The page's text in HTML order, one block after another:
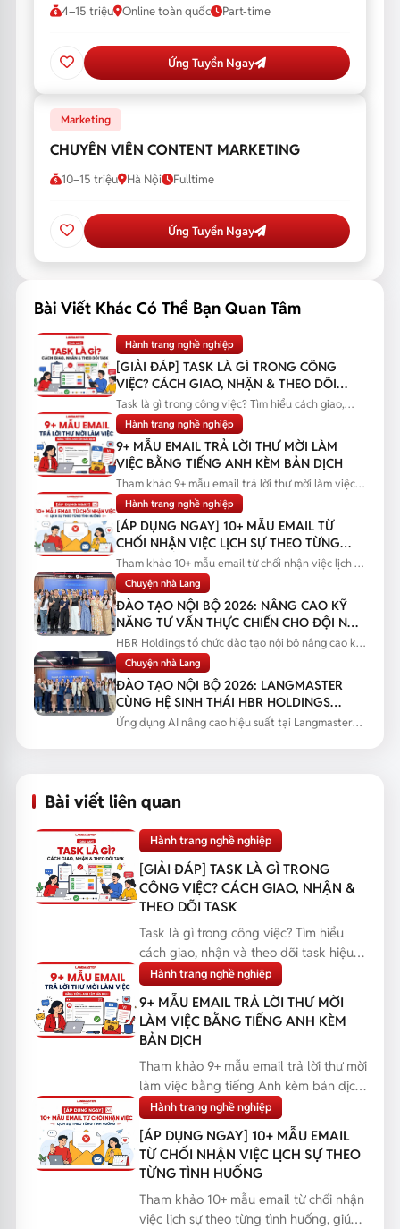
4–15 triệu Online toàn quốc Part-time
Ứng Tuyển Ngay
Marketing
CHUYÊN VIÊN CONTENT MARKETING
10–15 triệu Hà Nội Fulltime
Ứng Tuyển Ngay
Bài Viết Khác Có Thể Bạn Quan Tâm
Hành trang nghề nghiệp
[GIẢI ĐÁP] TASK LÀ GÌ TRONG CÔNG
VIỆC? CÁCH GIAO, NHẬN & THEO DÕI
TASK
Task là gì trong công việc? Tìm hiểu cách giao,
nhận và theo dõi task...
Hành trang nghề nghiệp
9+ MẪU EMAIL TRẢ LỜI THƯ MỜI LÀM
VIỆC BẰNG TIẾNG ANH KÈM BẢN DỊCH
Tham khảo 9+ mẫu email trả lời thư mời làm việc
bằng tiếng Anh kèm bản...
Hành trang nghề nghiệp
[ÁP DỤNG NGAY] 10+ MẪU EMAIL TỪ
CHỐI NHẬN VIỆC LỊCH SỰ THEO TỪNG
TÌNH HUỐNG
Tham khảo 10+ mẫu email từ chối nhận việc lịch sự
theo từng tình huống...
Chuyện nhà Lang
ĐÀO TẠO NỘI BỘ 2026: NÂNG CAO KỸ
NĂNG TƯ VẤN THỰC CHIẾN CHO ĐỘI NGŨ
SALES
HBR Holdings tổ chức đào tạo nội bộ nâng cao kỹ
năng tư vấn thực chiến...
Chuyện nhà Lang
ĐÀO TẠO NỘI BỘ 2026: LANGMASTER
CÙNG HỆ SINH THÁI HBR HOLDINGS
NÂNG CAO NĂNG LỰC ỨNG DỤNG AI
Ứng dụng AI nâng cao hiệu suất tại Langmaster
Bài viết liên quan
Hành trang nghề nghiệp
[GIẢI ĐÁP] TASK LÀ GÌ TRONG
CÔNG VIỆC? CÁCH GIAO, NHẬN &
THEO DÕI TASK
Task là gì trong công việc? Tìm hiểu
cách giao, nhận và theo dõi task hiệu
quả, giúp bạn q...
Hành trang nghề nghiệp
9+ MẪU EMAIL TRẢ LỜI THƯ MỜI
LÀM VIỆC BẰNG TIẾNG ANH KÈM
BẢN DỊCH
Tham khảo 9+ mẫu email trả lời thư mời
làm việc bằng tiếng Anh kèm bản dịch,
giúp bạn phản...
Hành trang nghề nghiệp
[ÁP DỤNG NGAY] 10+ MẪU EMAIL
TỪ CHỐI NHẬN VIỆC LỊCH SỰ THEO
TỪNG TÌNH HUỐNG
Tham khảo 10+ mẫu email từ chối nhận
việc lịch sự theo từng tình huống, giúp